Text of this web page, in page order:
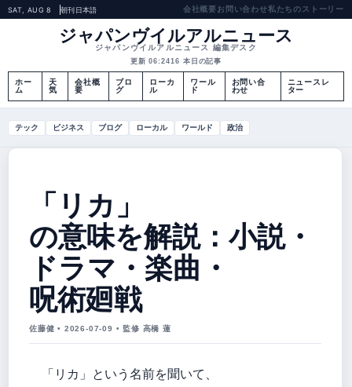
SAT, AUG 8 朝刊日本語 会社概要お問い合わせ私たちのストーリー
ジャパンヴイルアルニュース
ジャパンヴイルアルニュース 編集デスク
更新 06:2416 本日の記事
ホー
ム
天
気
会社概
要
ブロ
グ
ローカ
ル
ワール
ド
お問い合
わせ
ニュースレ
ター
テック ビジネス ブログ ローカル ワールド 政治
「リカ」
の意味を解説：小説・
ドラマ・楽曲・
呪術廻戦
佐藤健 • 2026-07-09 • 監修 高橋 蓮
「リカ」という名前を聞いて、